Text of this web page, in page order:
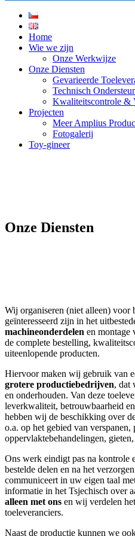
Home
Wie we zijn
Onze Werkwijze
Onze Diensten
Gevarieerde
Technisch
Kwaliteitscontrole &
Projecten
Meer Amplius
Fotogalerij
Toy-gineer
Onze Diensten
Wij organiseren (niet alleen) voor
geïnteresseerd zijn in het
machineonderdelen en montage
de complete bestelling,
uiteenlopende producten.
Hiervoor maken wij gebruik van
grotere productiebedrijven, dat
en onderhouden. Van deze
leverkwaliteit, betrouwbaarheid
hebben wij de beschikking over
o.a. op het gebied van verspanen,
oppervlaktebehandelingen,
Ons werk eindigt pas na kontrole
bestelde delen en na het
communiceert in uw eigen taal
informatie in het Tsjechisch over
alleen met ons en wij verdelen
toeleveranciers.
Naast de productie kunnen we